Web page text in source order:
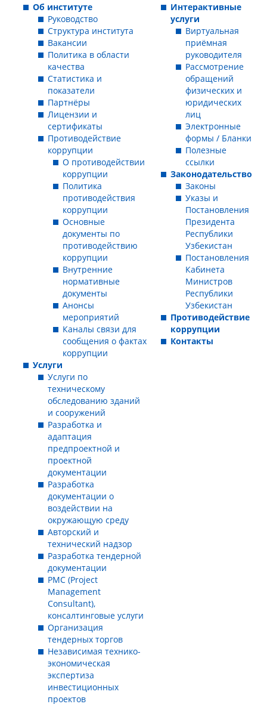
Об институте
Руководство
Структура института
Вакансии
Политика в области
качества
Статистика и
показатели
Партнёры
Лицензии и
сертификаты
Противодействие
коррупции
О противодействии
коррупции
Политика
противодействия
коррупции
Основные
документы по
противодействию
коррупции
Внутренние
нормативные
документы
Анонсы
мероприятий
Каналы связи для
сообщения о фактах
коррупции
Услуги
Услуги по
техническому
обследованию зданий
и сооружений
Разработка и
адаптация
предпроектной и
проектной
документации
Разработка
документации о
воздействии на
окружающую среду
Авторский и
технический надзор
Разработка тендерной
документации
PMC (Project
Management
Consultant),
консалтинговые услуги
Организация
тендерных торгов
Независимая технико-
экономическая
экcпертиза
инвестиционных
проектов
Интерактивные
услуги
Виртуальная
приёмная
руководителя
Рассмотрение
обращений
физических и
юридических
лиц
Электронные
формы / Бланки
Полезные
ссылки
Законодательство
Законы
Указы и
Постановления
Президента
Республики
Узбекистан
Постановления
Кабинета
Министров
Республики
Узбекистан
Противодействие
коррупции
Контакты